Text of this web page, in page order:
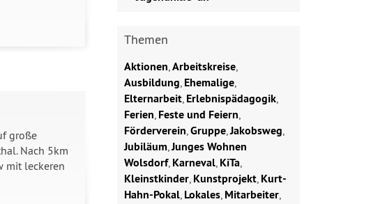
große
Nach 5km
mit leckeren
Themen
Aktionen,Arbeitskreise,
Ausbildung, Ehemalige,
Elternarbeit, Erlebnispädagogik,
Ferien, Feste und Feiern,
Förderverein,Gruppe,Jakobsweg,
Jubiläum,Junges Wohnen
Wolsdorf, Karneval, KiTa,
Kleinstkinder, Kunstprojekt, Kurt-
Hahn-Pokal, Lokales, Mitarbeiter,